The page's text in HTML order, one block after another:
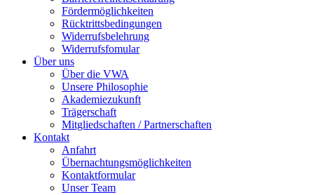
Fördermöglichkeiten
Rücktrittsbedingungen
Widerrufsbelehrung
Widerrufsfomular
Über uns
Über die VWA
Unsere Philosophie
Akademiezukunft
Trägerschaft
Mitgliedschaften / Partnerschaften
Kontakt
Anfahrt
Übernachtungsmöglichkeiten
Kontaktformular
Unser Team